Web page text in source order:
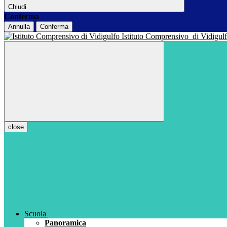
Chiudi
Conferma
Annulla Conferma
Istituto Comprensivo di
close
Scuola
Panoramica